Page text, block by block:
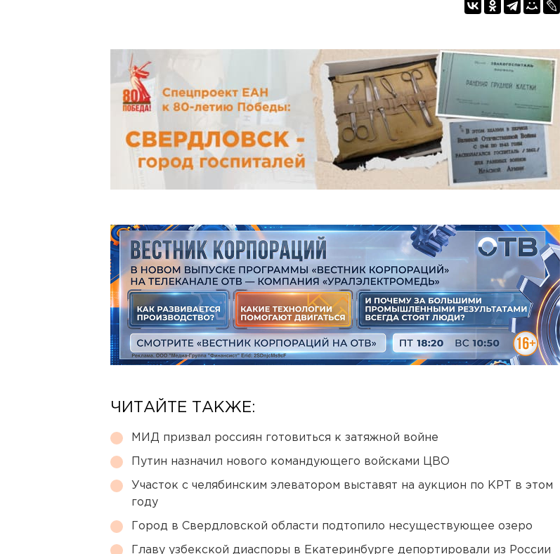
ЧИТАЙТЕ ТАКЖЕ:
МИД призвал россиян готовиться к затяжной войне
Путин назначил нового командующего войсками ЦВО
Участок с челябинским элеватором выставят на аукцион по КРТ в этом
году
Город в Свердловской области подтопило несуществующее озеро
Главу узбекской диаспоры в Екатеринбурге депортировали из России